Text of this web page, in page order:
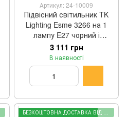
Артикул: 24-10009
Підвісний світильник TK
Lighting Esme 3266 на 1
лампу E27 чорний і
прозорий 165 × 25 см
3 111 грн
В наявності
БЕЗКОШТОВНА ДОСТАВКА ВІД 2000 ГРН